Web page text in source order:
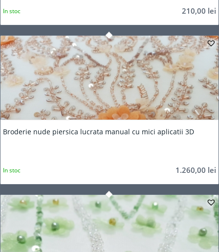
210,00 lei
In stoc
Broderie nude piersica lucrata manual cu mici aplicatii 3D
1.260,00 lei
In stoc